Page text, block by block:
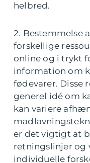
helbred.
2. Bestemmelse
forskellige
online og i trykt
information om
fødevarer. Disse
generel idé om
kan variere
er det vigtigt at
retningslinjer
individuelle